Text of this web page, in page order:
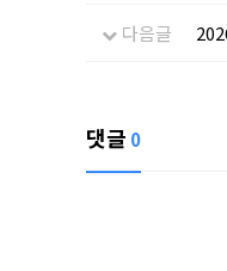
다음글
댓글 0